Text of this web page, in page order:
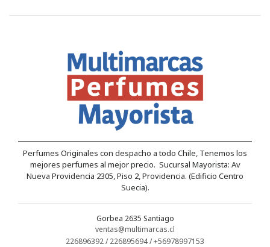
Perfumes Originales con despacho a todo Chile, Tenemos los
mejores perfumes al mejor precio. Sucursal Mayorista: Av
Nueva Providencia 2305, Piso 2, Providencia. (Edificio Centro
Suecia).
Gorbea 2635 Santiago
ventas@multimarcas.cl
226896392 / 226895694 / +56978997153